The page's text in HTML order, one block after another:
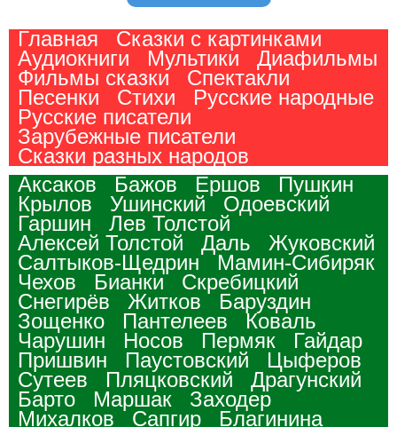
Главная
Сказки с картинками
Аудиокниги
Мультики
Диафильмы
Фильмы сказки
Спектакли
Песенки
Стихи
Русские народные
Русские писатели
Зарубежные писатели
Сказки разных народов
Аксаков
Бажов Ершов
Пушкин
Крылов
Ушинский
Одоевский
Гаршин
Лев Толстой
Алексей Толстой
Даль
Жуковский
Салтыков-Щедрин
Мамин-Сибиряк
Чехов
Бианки
Скребицкий
Снегирёв
Житков
Баруздин
Зощенко
Пантелеев
Коваль
Чарушин
Носов Пермяк
Гайдар
Пришвин
Паустовский
Цыферов
Сутеев
Пляцковский
Драгунский
Барто
Маршак
Заходер
Михалков
Сапгир
Благинина